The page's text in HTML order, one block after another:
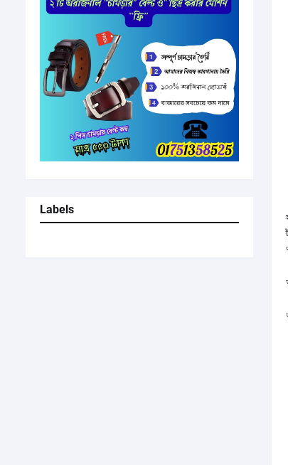
Labels